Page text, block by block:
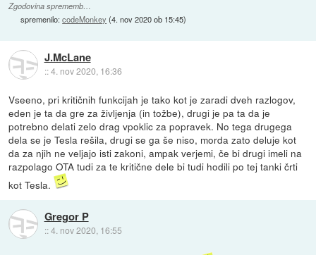
Zgodovina sprememb…
spremenilo:codeMonkey (4. nov 2020 ob 15:45)
J.McLane
::4. nov 2020, 16:36
Vseeno, pri kritičnih funkcijah je tako kot je zaradi dveh razlogov,
eden je ta da gre za življenja (in tožbe), drugi je pa ta da je
potrebno delati zelo drag vpoklic za popravek. No tega drugega
dela se je Tesla rešila, drugi se ga še niso, morda zato deluje kot
da za njih ne veljajo isti zakoni, ampak verjemi, če bi drugi imeli na
razpolago OTA tudi za te kritične dele bi tudi hodili po tej tanki črti
kot Tesla.
Gregor P
::4. nov 2020, 16:55